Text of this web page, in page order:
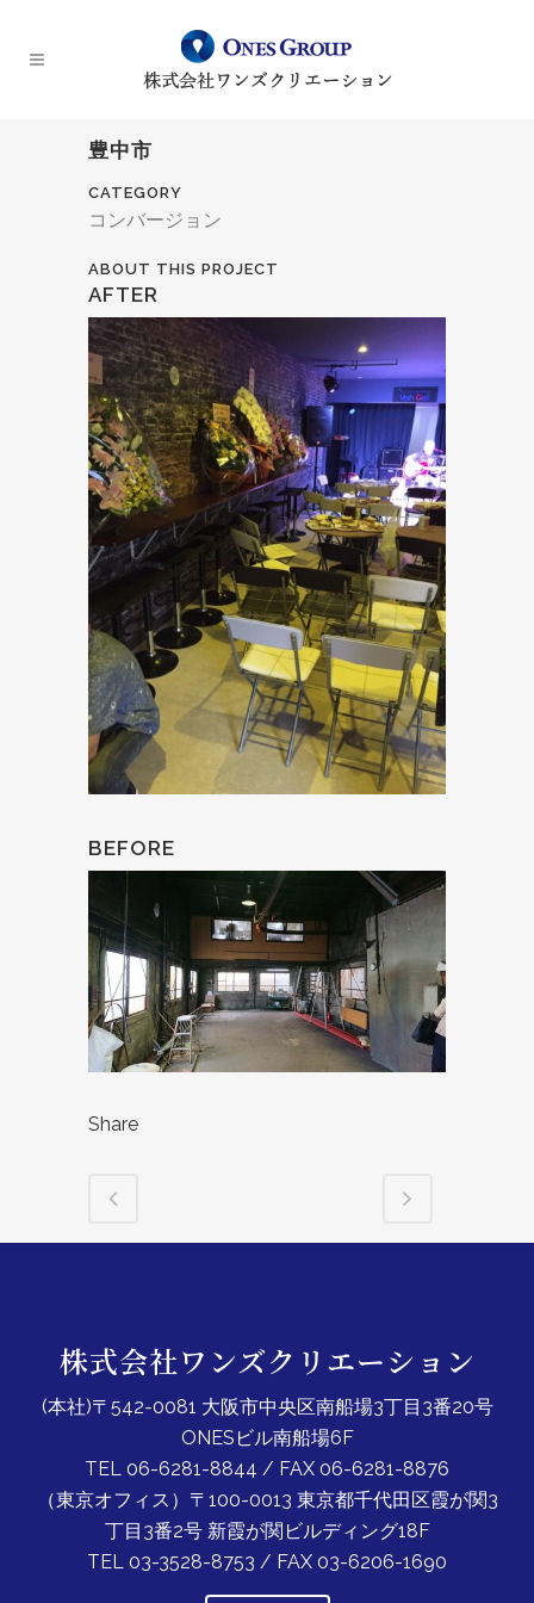
豊中市
CATEGORY
コンバージョン
ABOUT THIS PROJECT
AFTER
BEFORE
Share
株式会社ワンズクリエーション
(本社)〒542-0081 大阪市中央区南船場3丁目3番20号
ONESビル南船場6F
TEL 06-6281-8844 / FAX 06-6281-8876
（東京オフィス）〒100-0013 東京都千代田区霞が関3
丁目3番2号 新霞が関ビルディング18F
TEL 03-3528-8753 / FAX 03-6206-1690